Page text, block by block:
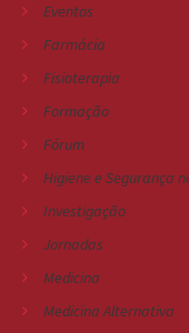
Eventos
Farmácia
Fisioterapia
Formação
Fórum
Higiene e Segurança
Investigação
Jornadas
Medicina
Medicina Alternativa